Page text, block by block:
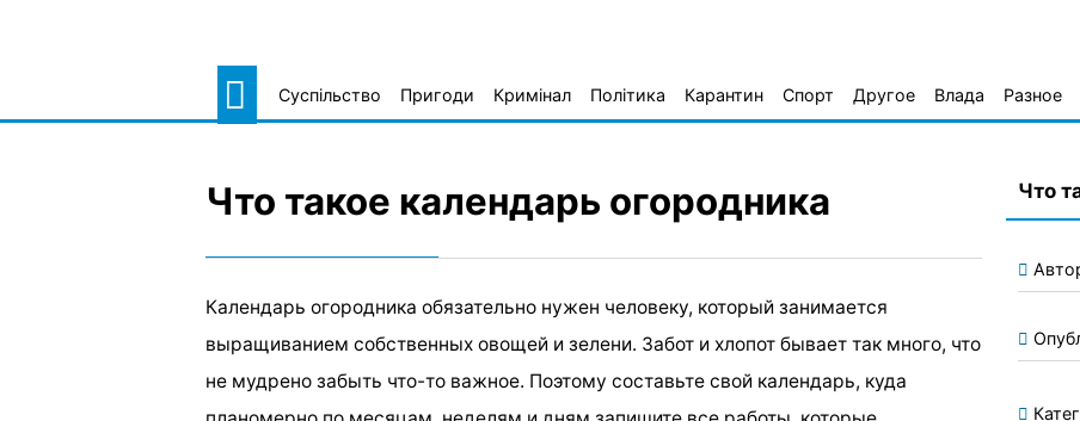
Суспільство Пригоди Кримінал Політика Карантин Спорт Другое Влада Разное
Что такое календарь огородника
Календарь огородника обязательно нужен человеку, который занимается
выращиванием собственных овощей и зелени. Забот и хлопот бывает так много, что
не мудрено забыть что-то важное. Поэтому составьте свой календарь, куда
Что